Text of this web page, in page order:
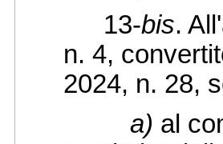
13-bis.
n. 4,
2024, n. 28,
a) al